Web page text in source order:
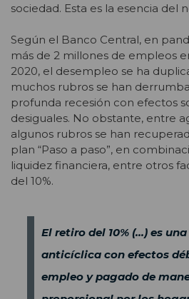
sociedad. Esta es la esencia del
Según el Banco Central, en
más de 2 millones de empleos
2020, el desempleo se ha
muchos rubros se han
profunda recesión con efectos
desiguales. No obstante, entre
algunos rubros se han
plan “Paso a paso”, en
liquidez financiera, entre otros
del 10%.
El retiro del 10% (…) es
anticíclica con efectos
empleo y pagado de